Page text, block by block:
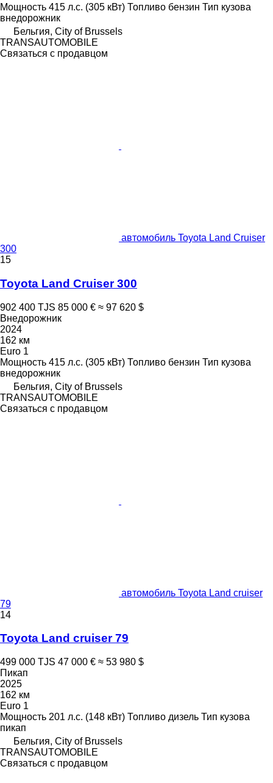
Мощность 415 л.с. (305 кВт) Топливо бензин Тип кузова
внедорожник
Бельгия, City of Brussels
TRANSAUTOMOBILE
Связаться с продавцом
автомобиль Toyota Land Cruiser
300
15
Toyota Land Cruiser 300
902 400 TJS 85 000 € ≈ 97 620 $
Внедорожник
2024
162 км
Euro 1
Мощность 415 л.с. (305 кВт) Топливо бензин Тип кузова
внедорожник
Бельгия, City of Brussels
TRANSAUTOMOBILE
Связаться с продавцом
автомобиль Toyota Land cruiser
79
14
Toyota Land cruiser 79
499 000 TJS 47 000 € ≈ 53 980 $
Пикап
2025
162 км
Euro 1
Мощность 201 л.с. (148 кВт) Топливо дизель Тип кузова
пикап
Бельгия, City of Brussels
TRANSAUTOMOBILE
Связаться с продавцом